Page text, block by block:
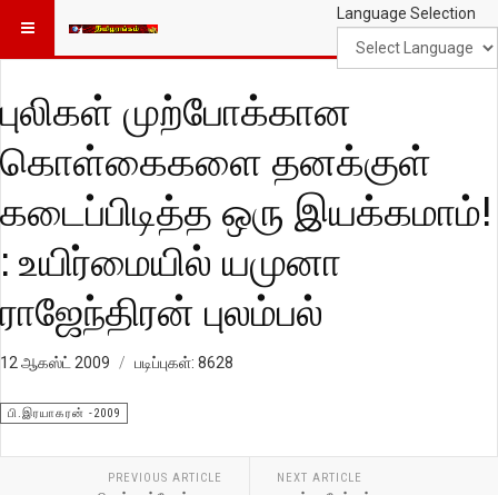
Language Selection
புலிகள் முற்போக்கான
கொள்கைகளை தனக்குள்
கடைப்பிடித்த ஒரு இயக்கமாம்!
: உயிர்மையில் யமுனா
ராஜேந்திரன் புலம்பல்
12 ஆகஸ்ட் 2009 படிப்புகள்: 8628
பி.இரயாகரன் -2009
PREVIOUS ARTICLE NEXT ARTICLE